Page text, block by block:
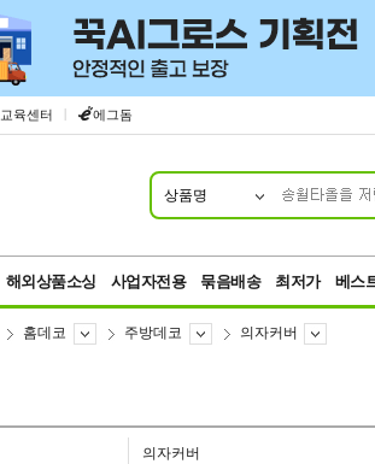
교육센터 | 에그돔
상품명
해외상품소싱 사업자전용 묶음배송 최저가 베스
홈데코 주방데코 의자커버
의자커버